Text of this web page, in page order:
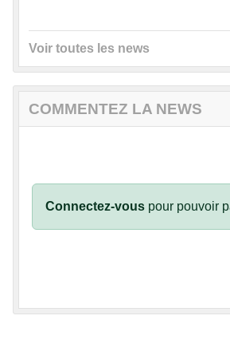
Voir toutes les news
COMMENTEZ LA NEWS
Connectez-vous pour pouvoir